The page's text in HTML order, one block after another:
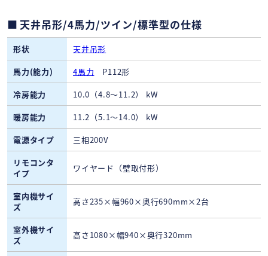
天井吊形/4馬力/ツイン/標準型の仕様
形状
天井吊形
馬力(能力)
4馬力 P112形
冷房能力
10.0（4.8～11.2） kW
暖房能力
11.2（5.1～14.0） kW
電源タイプ
三相200V
リモコンタ
イプ
ワイヤード（壁取付形）
室内機サイ
ズ
高さ235×幅960×奥行690mm×2台
室外機サイ
ズ
高さ1080×幅940×奥行320mm